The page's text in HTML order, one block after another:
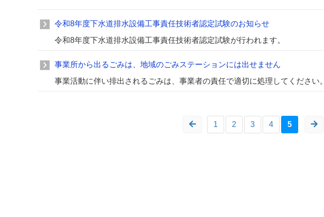
令和8年度下水道排水設備工事責任技術者認定試験のお知らせ
令和8年度下水道排水設備工事責任技術者認定試験が行われます。
事業所から出るごみは、地域のごみステーションには出せません
事業活動に伴い排出されるごみは、事業者の責任で適切に処理してください。
1 2 3 4 5